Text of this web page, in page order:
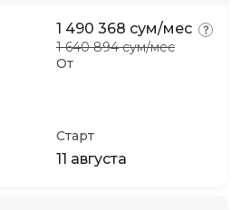
От
1 490 368 сум/мес
1 640 894 сум/мес
Старт
11 августа